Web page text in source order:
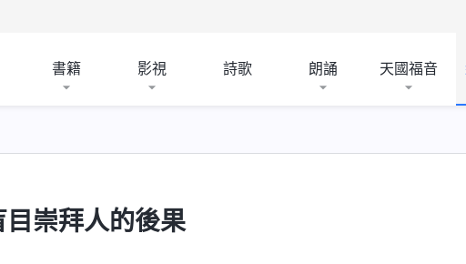
書籍 影視 詩歌 朗誦 天國福音
目崇拜人的後果